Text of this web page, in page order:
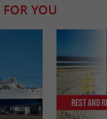
FOR YOU
Rest and